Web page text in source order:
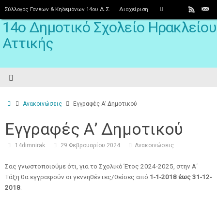
Σύλλογος Γονέων & Κηδεμόνων 14ου Δ.Σ. Διαχείριση
14ο Δημοτικό Σχολείο Ηρακλείου
Αττικής
Ανακοινώσεις Εγγραφές Α’ Δημοτικού
Εγγραφές Α’ Δημοτικού
14dimnirak 29 Φεβρουαρίου 2024 Ανακοινώσεις
Σας γνωστοποιούμε ότι, για το Σχολικό Έτος 2024-2025, στην Α΄
Τάξη θα εγγραφούν οι γεννηθέντες/θείσες από 1-1-2018 έως 31-12-
2018